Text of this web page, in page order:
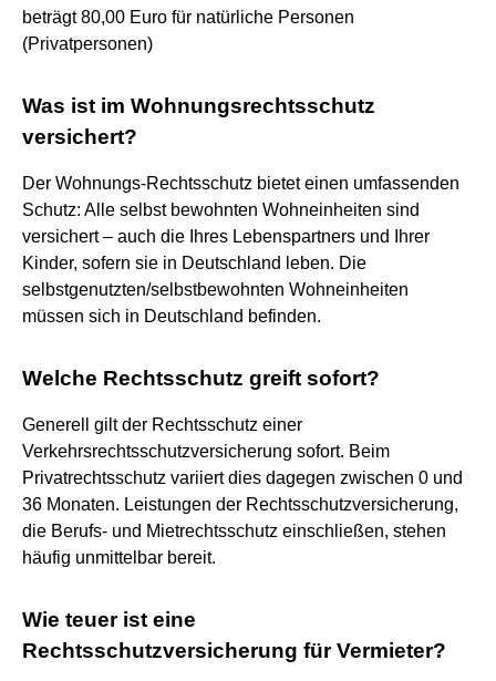
beträgt 80,00 Euro für natürliche Personen
(Privatpersonen)
Was ist im Wohnungsrechtsschutz
versichert?
Der Wohnungs-Rechtsschutz bietet einen umfassenden
Schutz: Alle selbst bewohnten Wohneinheiten sind
versichert – auch die Ihres Lebenspartners und Ihrer
Kinder, sofern sie in Deutschland leben. Die
selbstgenutzten/selbstbewohnten Wohneinheiten
müssen sich in Deutschland befinden.
Welche Rechtsschutz greift sofort?
Generell gilt der Rechtsschutz einer
Verkehrsrechtsschutzversicherung sofort. Beim
Privatrechtsschutz variiert dies dagegen zwischen 0 und
36 Monaten. Leistungen der Rechtsschutzversicherung,
die Berufs- und Mietrechtsschutz einschließen, stehen
häufig unmittelbar bereit.
Wie teuer ist eine
Rechtsschutzversicherung für Vermieter?